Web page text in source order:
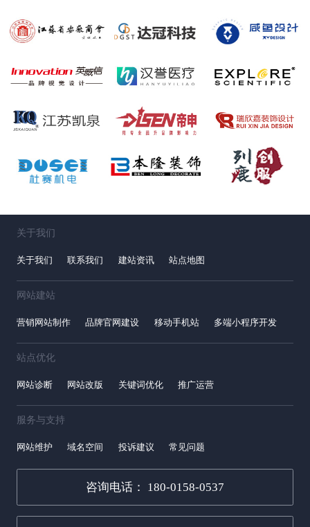
关于我们
关于我们 联系我们 建站资讯 站点地图
网站建站
营销网站制作 品牌官网建设 移动手机站 多端小程序开发
站点优化
网站诊断 网站改版 关键词优化 推广运营
服务与支持
网站维护 域名空间 投诉建议 常见问题
咨询电话： 180-0158-0537